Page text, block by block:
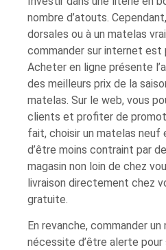
nombre d’atouts.
dorsales ou à un matelas
commander sur internet est
Acheter en ligne présente
des meilleurs prix de la
matelas. Sur le web, vous
clients et profiter de
fait, choisir un matelas neuf
d’être moins contraint par
magasin non loin de chez
livraison directement chez
gratuite.
En revanche, commander
nécessite d’être alerte pour